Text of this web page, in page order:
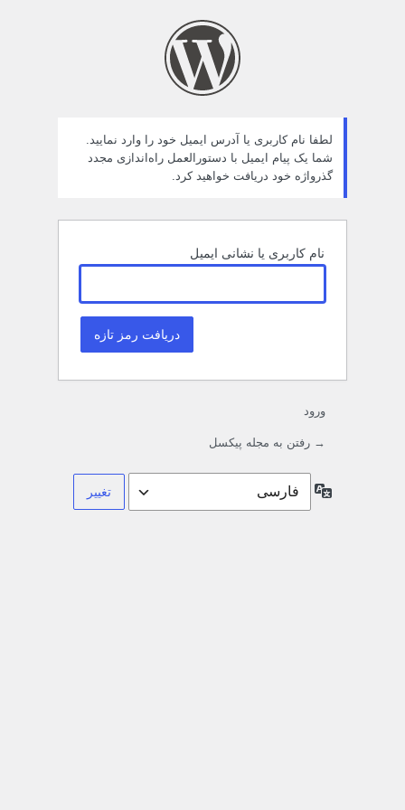
لطفا نام کاربری یا آدرس ایمیل خود را وارد نمایید.
شما یک پیام ایمیل با دستورالعمل راه‌اندازی مجدد
گذرواژه خود دریافت خواهید کرد.
نام کاربری یا نشانی ایمیل
ورود
→ رفتن به مجله پیکسل
زبان